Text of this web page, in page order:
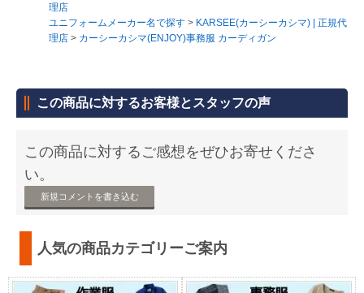
理店
ユニフォームメーカー名で探す > KARSEE(カーシーカシマ) | 正規代
理店 > カーシーカシマ(ENJOY)事務服 カーディガン
この商品に対するお客様とスタッフの声
この商品に対するご感想をぜひお寄せくださ
い。
新規コメントを書き込む
人気の商品カテゴリーご案内